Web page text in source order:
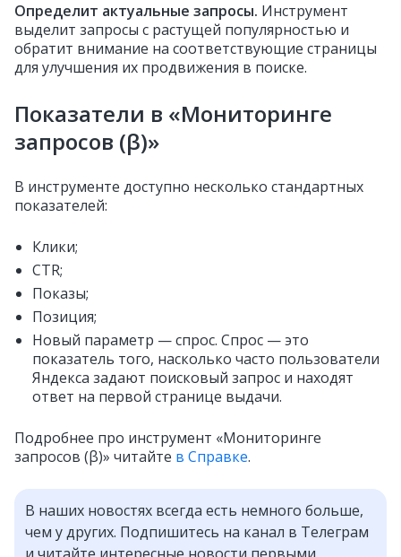
Определит актуальные запросы. Инструмент
выделит запросы с растущей популярностью и
обратит внимание на соответствующие страницы
для улучшения их продвижения в поиске.
Показатели в «Мониторинге
запросов (β)»
В инструменте доступно несколько стандартных
показателей:
Клики;
CTR;
Показы;
Позиция;
Новый параметр — спрос. Спрос — это
показатель того, насколько часто пользователи
Яндекса задают поисковый запрос и находят
ответ на первой странице выдачи.
Подробнее про инструмент «Мониторинге
запросов (β)» читайте в Справке.
В наших новостях всегда есть немного больше,
чем у других. Подпишитесь на канал в Телеграм